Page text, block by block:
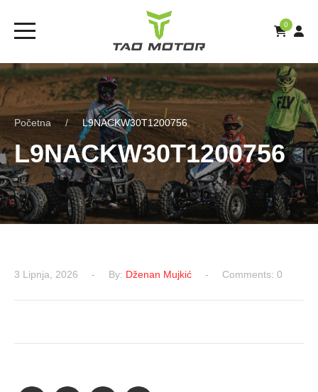
0
Početna L9NACKW30T1200756
L9NACKW30T1200756
3 Lipnja, 2026 By: Dženan Mujkić Comments: 0